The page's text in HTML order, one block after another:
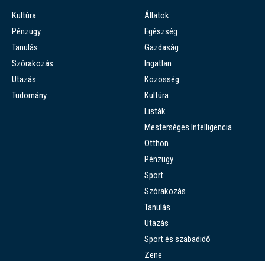
Kultúra
Pénzügy
Tanulás
Szórakozás
Utazás
Tudomány
Állatok
Egészség
Gazdaság
Ingatlan
Közösség
Kultúra
Listák
Mesterséges Intelligencia
Otthon
Pénzügy
Sport
Szórakozás
Tanulás
Utazás
Sport és szabadidő
Zene